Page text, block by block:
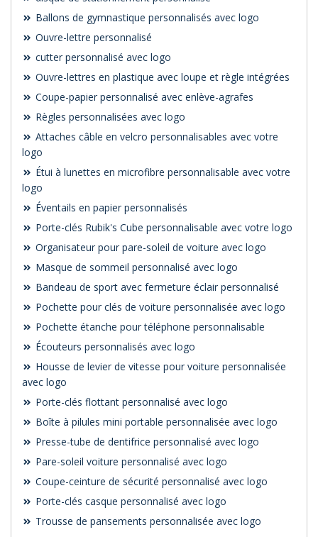
Ballons de gymnastique personnalisés avec logo
Ouvre-lettre personnalisé
cutter personnalisé avec logo
Ouvre-lettres en plastique avec loupe et règle intégrées
Coupe-papier personnalisé avec enlève-agrafes
Règles personnalisées avec logo
Attaches câble en velcro personnalisables avec votre
logo
Étui à lunettes en microfibre personnalisable avec votre
logo
Éventails en papier personnalisés
Porte-clés Rubik's Cube personnalisable avec votre logo
Organisateur pour pare-soleil de voiture avec logo
Masque de sommeil personnalisé avec logo
Bandeau de sport avec fermeture éclair personnalisé
Pochette pour clés de voiture personnalisée avec logo
Pochette étanche pour téléphone personnalisable
Écouteurs personnalisés avec logo
Housse de levier de vitesse pour voiture personnalisée
avec logo
Porte-clés flottant personnalisé avec logo
Boîte à pilules mini portable personnalisée avec logo
Presse-tube de dentifrice personnalisé avec logo
Pare-soleil voiture personnalisé avec logo
Coupe-ceinture de sécurité personnalisé avec logo
Porte-clés casque personnalisé avec logo
Trousse de pansements personnalisée avec logo